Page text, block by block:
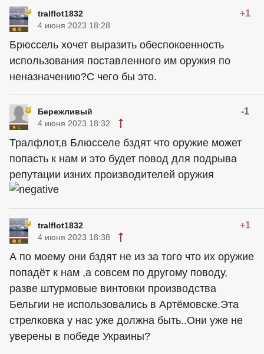
tralflot1832 +1
4 июня 2023 18:28
Брюссель хочет выразить обеспокоенность
использования поставленного им оружия по
неназначению?С чего бы это.
Бережливый -1
4 июня 2023 18:32
Тралфлот,в Блюсселе бздят что оружие может
попасть к нам и это будет повод для подрыва
репутации изних производителей оружия
tralflot1832 +1
4 июня 2023 18:38
А по моему они бздят не из за того что их оружие
попадёт к нам ,а совсем по другому поводу,
разве штурмовые винтовки производства
Бельгии не использовались в Артёмовске.Эта
стрелковка у нас уже должна быть..Они уже не
уверены в победе Украины?